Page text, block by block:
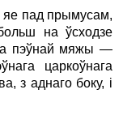
яе пад прымусам,
на ўсходзе
да пэўнай мяжы —
царкоўнага
з аднаго боку, і